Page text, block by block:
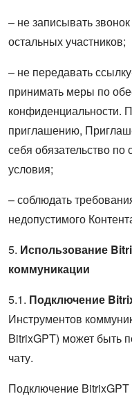
– не записывать
остальных участников;
– не передавать
принимать меры по
конфиденциальности.
приглашению,
себя обязательство
условия;
– соблюдать
недопустимого
5. Использование
коммуникации
5.1. Подключение
Инструментов
BitrixGPT) может быть
чату.
Подключение